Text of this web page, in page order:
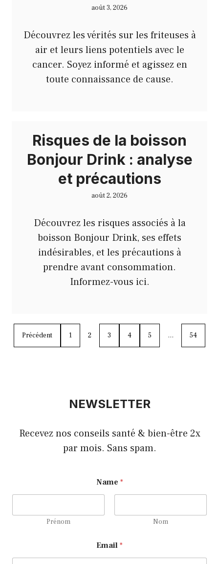
août 3, 2026
Découvrez les vérités sur les friteuses à
air et leurs liens potentiels avec le
cancer. Soyez informé et agissez en
toute connaissance de cause.
Risques de la boisson
Bonjour Drink : analyse
et précautions
août 2, 2026
Découvrez les risques associés à la
boisson Bonjour Drink, ses effets
indésirables, et les précautions à
prendre avant consommation.
Informez-vous ici.
Précédent 1 2 3 4 5 … 54
NEWSLETTER
Recevez nos conseils santé & bien-être 2x
par mois. Sans spam.
m
a
i
Name *
Prénom Nom
Email *